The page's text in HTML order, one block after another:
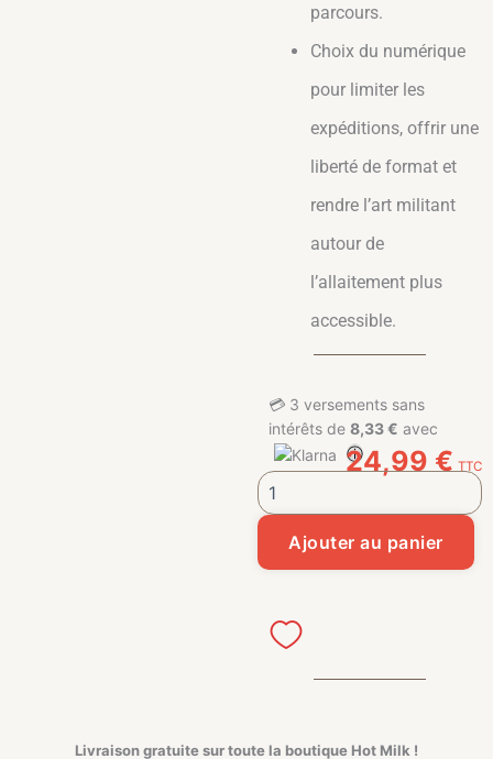
parcours.
Choix du numérique
pour limiter les
expéditions, offrir une
liberté de format et
rendre l’art militant
autour de
l’allaitement plus
accessible.
💳 3 versements sans
intérêts de 8,33 € avec
ⓘ
24,99 € TTC
quantité de Poster Numérique :
Ajouter au panier
Livraison gratuite sur toute la boutique Hot Milk !